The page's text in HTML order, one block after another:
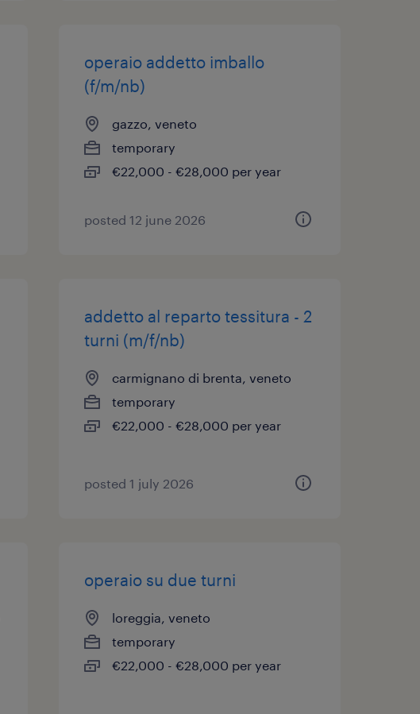
operaio addetto imballo
(f/m/nb)
gazzo, veneto
temporary
€22,000 - €28,000 per year
posted 12 june 2026
addetto al reparto tessitura - 2
turni (m/f/nb)
carmignano di brenta, veneto
temporary
€22,000 - €28,000 per year
posted 1 july 2026
operaio su due turni
loreggia, veneto
temporary
€22,000 - €28,000 per year